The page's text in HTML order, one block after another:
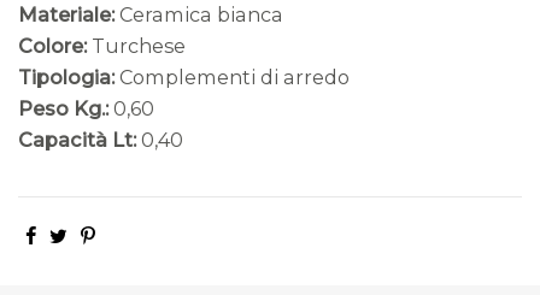
Materiale: Ceramica bianca
Colore: Turchese
Tipologia: Complementi di arredo
Peso Kg.: 0,60
Capacità Lt: 0,40